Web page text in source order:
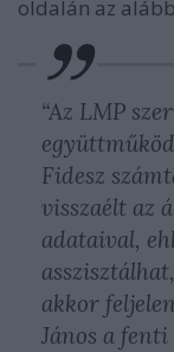
oldalán az
“Az LMP
Fidesz
visszaélt az
adataival,
akkor
János a